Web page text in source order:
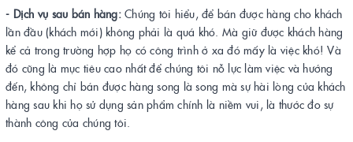
- Dịch vụ sau bán hàng:Chúng tôi hiểu, để bán được hàng cho khách
lần đầu (khách mới) không phải là quá khó. Mà giữ được khách hàng
kể cả trong trường hợp họ có công trình ở xa đó mấy là việc khó! Và
đó cũng là mục tiêu cao nhất để chúng tôi nỗ lực làm việc và hướng
đến, không chỉ bán được hàng song là song mà sự hài lòng của khách
hàng sau khi họ sử dụng sản phẩm chính là niềm vui, là thước đo sự
thành công của chúng tôi.